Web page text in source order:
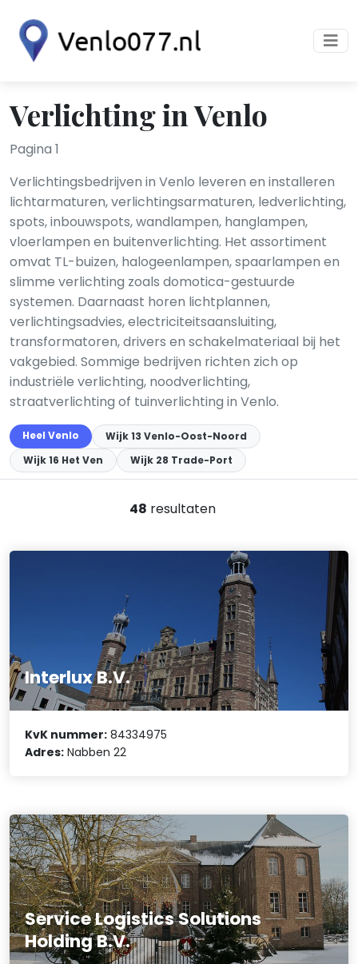
Verlichting in Venlo
Pagina 1
Verlichtingsbedrijven in Venlo leveren en installeren
lichtarmaturen, verlichtingsarmaturen, ledverlichting,
spots, inbouwspots, wandlampen, hanglampen,
vloerlampen en buitenverlichting. Het assortiment
omvat TL-buizen, halogeenlampen, spaarlampen en
slimme verlichting zoals domotica-gestuurde
systemen. Daarnaast horen lichtplannen,
verlichtingsadvies, electriciteitsaansluiting,
transformatoren, drivers en schakelmateriaal bij het
vakgebied. Sommige bedrijven richten zich op
industriële verlichting, noodverlichting,
straatverlichting of tuinverlichting in Venlo.
Heel Venlo
Wijk 13 Venlo-Oost-Noord
Wijk 16 Het Ven
Wijk 28 Trade-Port
48 resultaten
Interlux B.V.
KvK nummer: 84334975
Adres: Nabben 22
Service Logistics Solutions
Holding B.V.